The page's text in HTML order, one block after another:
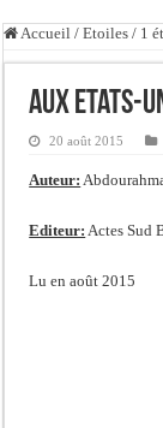
Accueil / Etoiles / 1
Aux Etats-
20 août 2015
Auteur:
Editeur: Actes Sud
Lu en août 2015